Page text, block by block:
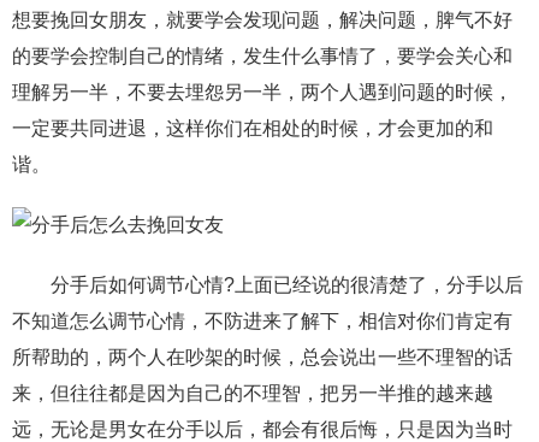
想要挽回女朋友，就要学会发现问题，解决问题，脾气不好
的要学会控制自己的情绪，发生什么事情了，要学会关心和
理解另一半，不要去埋怨另一半，两个人遇到问题的时候，
一定要共同进退，这样你们在相处的时候，才会更加的和
谐。
分手后如何调节心情?上面已经说的很清楚了，分手以后
不知道怎么调节心情，不防进来了解下，相信对你们肯定有
所帮助的，两个人在吵架的时候，总会说出一些不理智的话
来，但往往都是因为自己的不理智，把另一半推的越来越
远，无论是男女在分手以后，都会有很后悔，只是因为当时